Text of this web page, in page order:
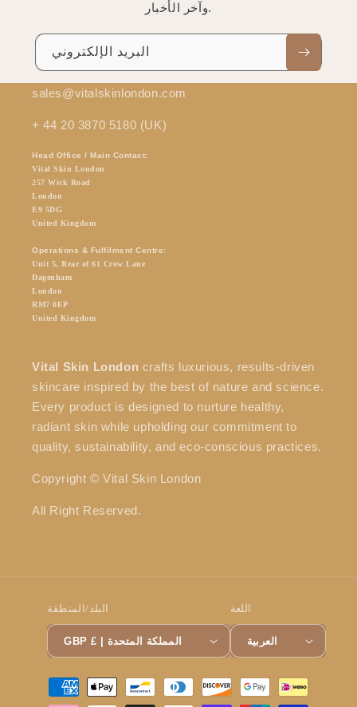
وآخر الأخبار.
البريد الإلكتروني
sales@vitalskinlondon.com
+ 44 20 3870 5180 (UK)
Head Office / Main Contact:
Vital Skin London
257 Wick Road
London
E9 5DG
United Kingdom
Operations & Fulfilment Centre:
Unit 5, Rear of 61 Crow Lane
Dagenham
London
RM7 0EP
United Kingdom
Vital Skin London crafts luxurious, results-driven
skincare inspired by the best of nature and science.
Every product is designed to nurture healthy,
radiant skin while upholding our commitment to
quality, sustainability, and eco-conscious practices.
Copyright © Vital Skin London
All Right Reserved.
البلد/المنطقة
GBP £ | المملكة المتحدة
اللغة
العربية
Payment
methods